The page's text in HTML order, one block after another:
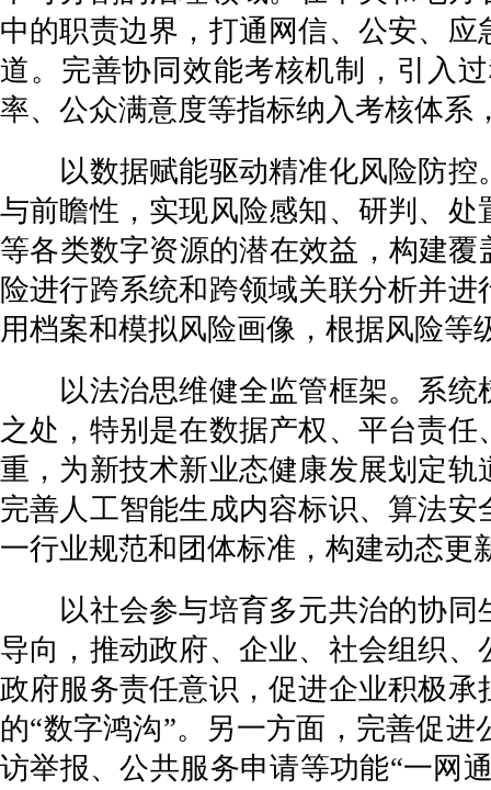
中的职责边界，打通网信、公安、
道。完善协同效能考核机制，引入
率、公众满意度等指标纳入考核体系
以数据赋能驱动精准化风险防控
与前瞻性，实现风险感知、研判、
等各类数字资源的潜在效益，构建
险进行跨系统和跨领域关联分析并
用档案和模拟风险画像，根据风险
以法治思维健全监管框架。系统
之处，特别是在数据产权、平台责
重，为新技术新业态健康发展划定
完善人工智能生成内容标识、算法
一行业规范和团体标准，构建动态更
以社会参与培育多元共治的协同
导向，推动政府、企业、社会组织
政府服务责任意识，促进企业积极
的“数字鸿沟”。另一方面，完善促
访举报、公共服务申请等功能“一网